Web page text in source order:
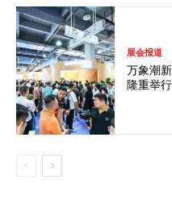
展会报道
万象潮
隆重举